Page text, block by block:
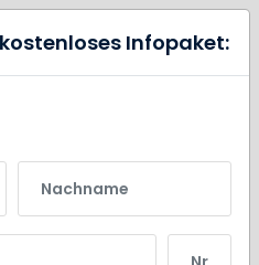
Infopaket: